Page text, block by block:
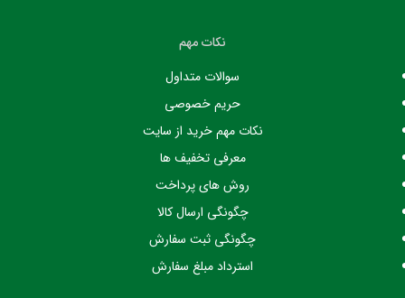
نکات مهم
سوالات متداول
حریم خصوصی
نکات مهم خرید از سایت
معرفی تخفیف ها
روش های پرداخت
چگونگی ارسال کالا
چگونگی ثبت سفارش
استرداد مبلغ سفارش